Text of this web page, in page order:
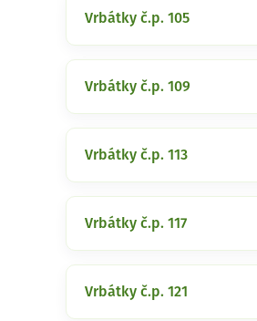
Vrbátky č.p. 105
Vrbátky č.p. 109
Vrbátky č.p. 113
Vrbátky č.p. 117
Vrbátky č.p. 121